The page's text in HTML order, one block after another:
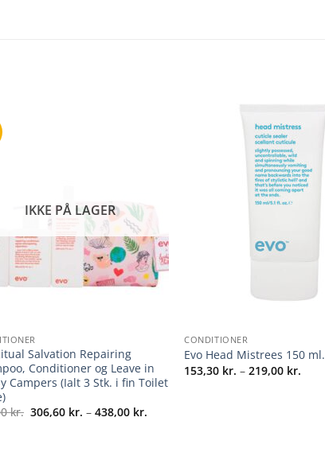
IKKE PÅ LAGER
Salvation Repairing
Conditioner og Leave in
Campers (Ialt 3 Stk. i fin Toilet
kr. 306,60 kr. – 438,00 kr.
CONDITIONER
Evo Head Mistrees 150 ml.
153,30 kr. – 219,00 kr.